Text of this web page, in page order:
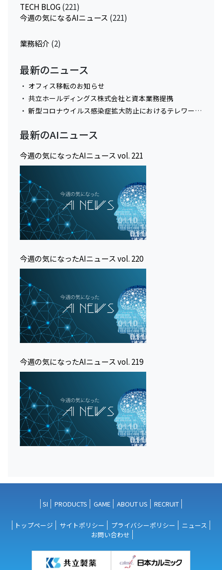
TECH BLOG(221)
今週の気になるAIニュース (221)
業務紹介 (2)
最新のニュース
オフィス移転のお知らせ
共立ホールディングス株式会社と資本業務提携
新型コロナウイルス感染症拡大防止におけるテレワーク実施に関してのお知らせ
最新のAIニュース
今週の気になったAIニュース vol. 221
今週の気になったAIニュース vol. 220
今週の気になったAIニュース vol. 219
SI PRODUCTS GAME ABOUT US RECRUIT
トップページ サイトポリシー プライバシーポリシー
ニュース
お問い合わせ